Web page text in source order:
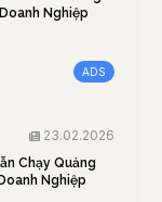
Nghiệp
ADS
23.02.2026
Chạy Quảng
Nghiệp